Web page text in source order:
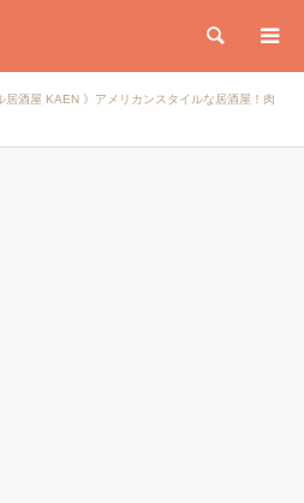
検索
居酒屋 KAEN 》アメリカンスタイルな居酒屋！肉